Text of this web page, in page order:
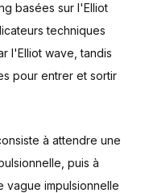
basées sur l'Elliot
techniques
l'Elliot wave, tandis
pour entrer et sortir
à attendre une
puis à
vague impulsionnelle